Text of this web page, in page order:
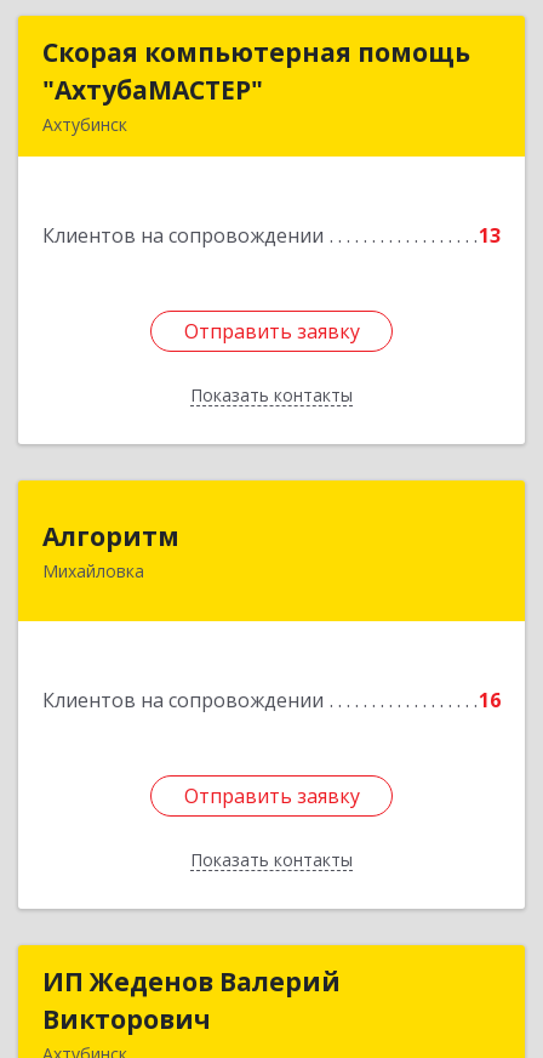
Скорая компьютерная помощь
"АхтубаМАСТЕР"
Ахтубинск
Клиентов на сопровождении 13
Отправить заявку
Показать контакты
Скорая компьютерная помощь
Подробнее
Отправить заявку
Назад
Алгоритм
Михайловка
Клиентов на сопровождении 16
Отправить заявку
Показать контакты
Отправить заявку
Назад
ИП Жеденов Валерий
Викторович
ИП Жеденов Валерий